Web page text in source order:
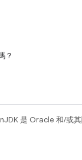
？
是 Oracle 和/或其